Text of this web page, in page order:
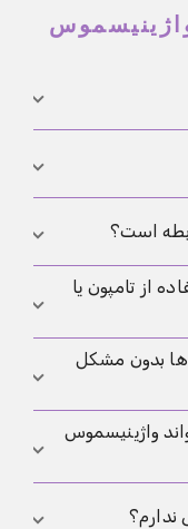
یا کف لگن هنگام
یا غیرممکن
می‌کند، اما
است؟
زیادی داشته
بسته شدن
این دو اغلب با
از تامپون یا
تامپون، کاپ
چون همان
بدون مشکل
شود، مثلاً پس از
هورمونی.
واژینیسموس
یا از دست دادن